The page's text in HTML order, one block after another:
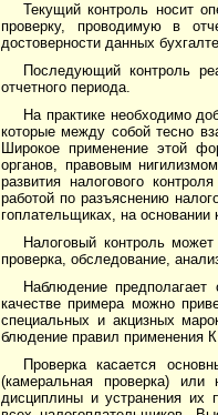
Текущий контроль носит
проверку, про­водимую в
достоверности данных
Последующий контроль
отчетного периода.
На практике необходимо
которые между собой тесно
Широкое применение этой
органов, правовым
развития налогового
работой по разъяснению
гоплательщиках, на
Налоговый контроль
проверка, обследование,
Наблюдение предполагает
качестве приме­ра можно
специальных и акцизных
блюдение правил применения
Проверка касается
(камеральная провер­ка)
дисциплины и устранения их